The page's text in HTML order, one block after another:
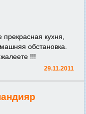
кухня,
обстановка.
!!!
29.11.2011